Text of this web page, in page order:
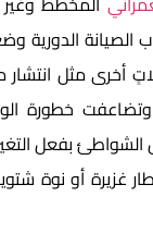
الصيانة
أخرى مثل
خطورة
الشواطئ بفعل
غزيرة أو نوة